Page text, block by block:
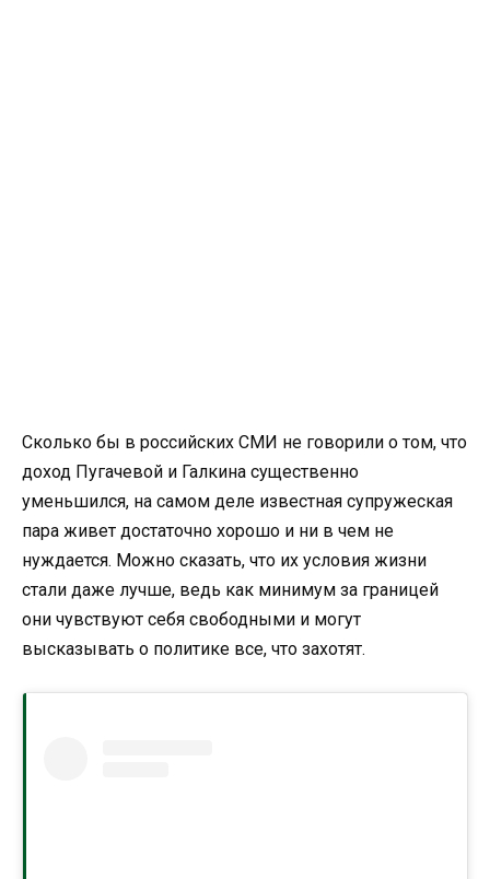
Сколько бы в российских СМИ не говорили о том, что
доход Пугачевой и Галкина существенно
уменьшился, на самом деле известная супружеская
пара живет достаточно хорошо и ни в чем не
нуждается. Можно сказать, что их условия жизни
стали даже лучше, ведь как минимум за границей
они чувствуют себя свободными и могут
высказывать о политике все, что захотят.